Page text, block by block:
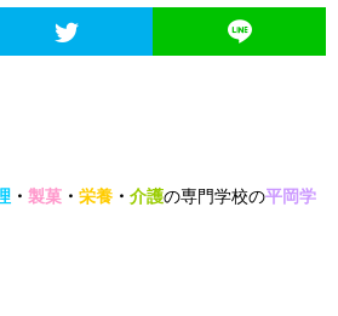
・ 製菓 ・ 栄養 ・ 介護の専門学校の平岡学